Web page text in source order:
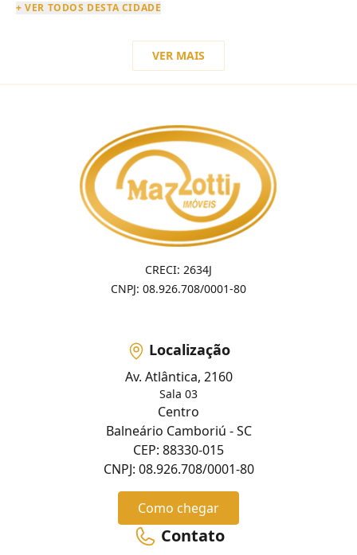
+ VER TODOS DESTA CIDADE
VER MAIS
CRECI: 2634J
CNPJ: 08.926.708/0001-80
Localização
Av. Atlântica, 2160
Sala 03
Centro
Balneário Camboriú - SC
CEP: 88330-015
CNPJ: 08.926.708/0001-80
Como chegar
Contato